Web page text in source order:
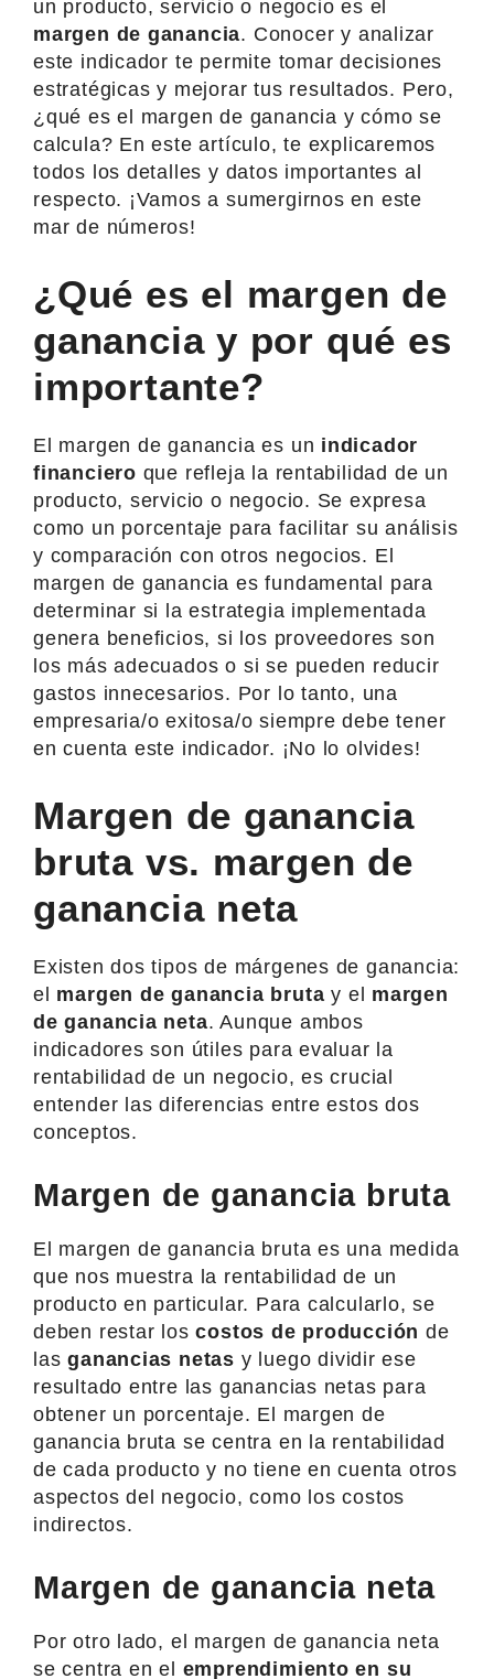
un producto, servicio o negocio es el
margen de ganancia. Conocer y analizar
este indicador te permite tomar decisiones
estratégicas y mejorar tus resultados. Pero,
¿qué es el margen de ganancia y cómo se
calcula? En este artículo, te explicaremos
todos los detalles y datos importantes al
respecto. ¡Vamos a sumergirnos en este
mar de números!
¿Qué es el margen de
ganancia y por qué es
importante?
El margen de ganancia es un indicador
financiero que refleja la rentabilidad de un
producto, servicio o negocio. Se expresa
como un porcentaje para facilitar su análisis
y comparación con otros negocios. El
margen de ganancia es fundamental para
determinar si la estrategia implementada
genera beneficios, si los proveedores son
los más adecuados o si se pueden reducir
gastos innecesarios. Por lo tanto, una
empresaria/o exitosa/o siempre debe tener
en cuenta este indicador. ¡No lo olvides!
Margen de ganancia
bruta vs. margen de
ganancia neta
Existen dos tipos de márgenes de ganancia:
el margen de ganancia bruta y el margen
de ganancia neta. Aunque ambos
indicadores son útiles para evaluar la
rentabilidad de un negocio, es crucial
entender las diferencias entre estos dos
conceptos.
Margen de ganancia bruta
El margen de ganancia bruta es una medida
que nos muestra la rentabilidad de un
producto en particular. Para calcularlo, se
deben restar loscostos de producción de
lasganancias netas y luego dividir ese
resultado entre las ganancias netas para
obtener un porcentaje. El margen de
ganancia bruta se centra en la rentabilidad
de cada producto y no tiene en cuenta otros
aspectos del negocio, como los costos
indirectos.
Margen de ganancia neta
Por otro lado, el margen de ganancia neta
se centra en el emprendimiento en su